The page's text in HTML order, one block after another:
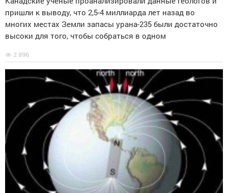
пришли к выводу, что 2,5-4 миллиарда лет назад во
многих местах Земли запасы урана-235 были достаточно
высоки для того, чтобы собраться в одном
2 896